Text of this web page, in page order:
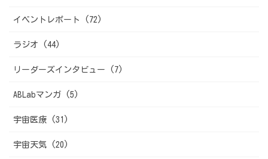
イベントレポート (72)
ラジオ (44)
リーダーズインタビュー (7)
ABLabマンガ (5)
宇宙医療 (31)
宇宙天気 (20)